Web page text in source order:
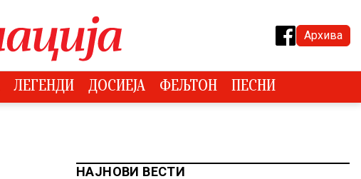
Архива
ЛЕГЕНДИ ДОСИЕЈА ФЕЉТОН ПЕСНИ
НАЈНОВИ ВЕСТИ